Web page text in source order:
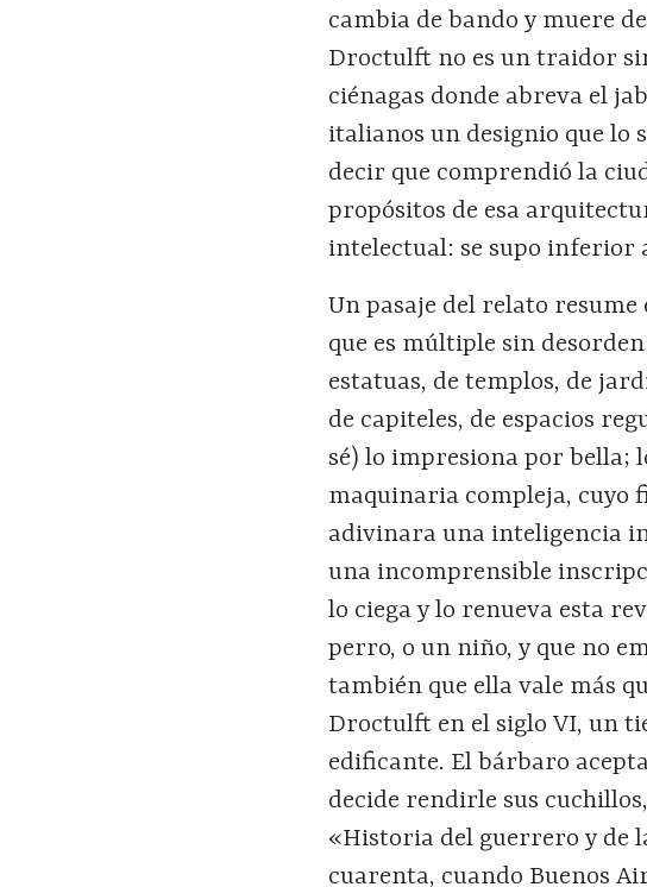
cambia de bando y muere
Droctulft no es un traidor
ciénagas donde abreva el
italianos un designio que lo
decir que comprendió la
propósitos de esa
intelectual: se supo inferior
Un pasaje del relato
que es múltiple sin
estatuas, de templos, de
de capiteles, de espacios
sé) lo impresiona por bella;
maquinaria compleja, cuyo
adivinara una inteligencia
una incomprensible
lo ciega y lo renueva esta
perro, o un niño, y que no
también que ella vale más
Droctulft en el siglo VI, un
edificante. El bárbaro
decide rendirle sus
«Historia del guerrero y de
cuarenta, cuando Buenos